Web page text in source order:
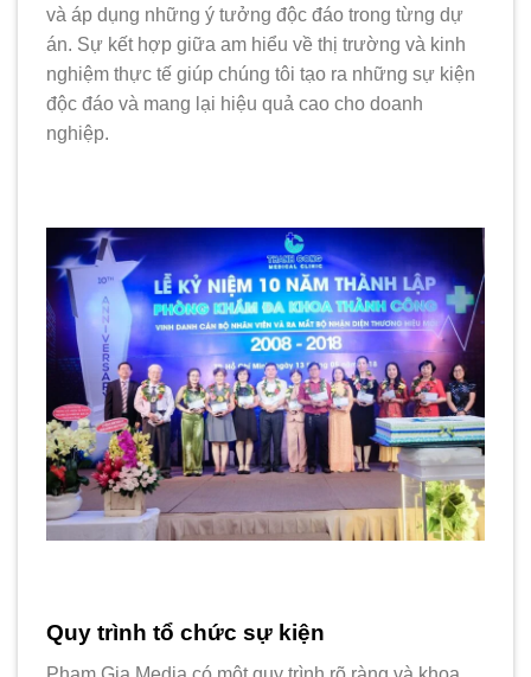
và áp dụng những ý tưởng độc đáo trong từng dự
án. Sự kết hợp giữa am hiểu về thị trường và kinh
nghiệm thực tế giúp chúng tôi tạo ra những sự kiện
độc đáo và mang lại hiệu quả cao cho doanh
nghiệp.
Quy trình tổ chức sự kiện